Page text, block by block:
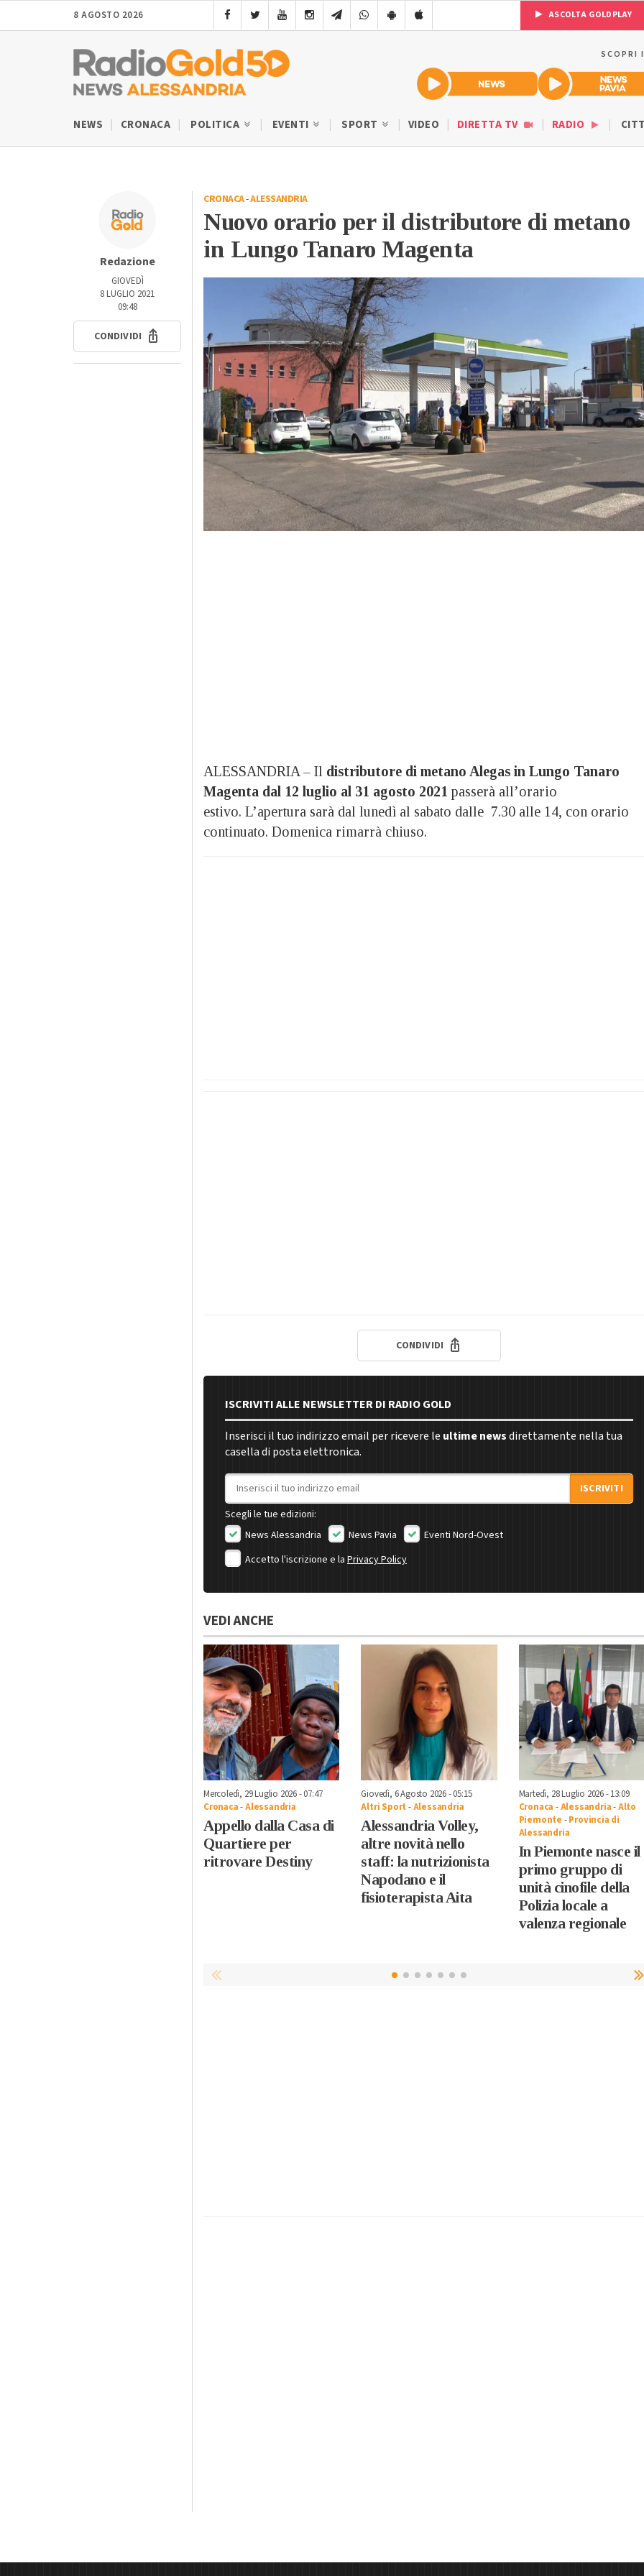
8 AGOSTO 2026 ASCOLTA GOLDPLAY
SCOPRI
NEWS CRONACA POLITICA EVENTI SPORT VIDEO DIRETTA TV RADIO
Redazione
GIOVEDÌ
8 LUGLIO 2021
09:48
CONDIVIDI
CRONACA-ALESSANDRIA
Nuovo orario per il distributore di metano
in Lungo Tanaro Magenta
ALESSANDRIA – Il distributore di metano Alegas in Lungo Tanaro
Magenta dal 12 luglio al 31 agosto 2021 passerà all’orario
estivo. L’apertura sarà dal lunedì al sabato dalle 7.30 alle 14, con orario
continuato. Domenica rimarrà chiuso.
CONDIVIDI
ISCRIVITI ALLE NEWSLETTER DI RADIO GOLD
Inserisci il tuo indirizzo email per ricevere le ultime newsdirettamente nella tua
casella di posta elettronica.
Indirizzo email
ISCRIVITI
Scegli le tue edizioni:
News Alessandria
News Pavia
Eventi Nord-Ovest
Accetto l'iscrizione e la Privacy Policy
VEDI ANCHE
Mercoledì, 29 Luglio 2026 - 07:47
Cronaca-Alessandria
Appello dalla Casa di
Quartiere per
ritrovare Destiny
Giovedì, 6 Agosto 2026 - 05:15
Altri Sport -Alessandria
Alessandria Volley,
altre novità nello
staff: la nutrizionista
Napodano e il
fisioterapista Aita
Martedì, 28 Luglio 2026 - 13:09
Cronaca -Alessandria-Alto
Piemonte -Provincia di
Alessandria
In Piemonte nasce il
primo gruppo di
unità cinofile della
Polizia locale a
valenza regionale